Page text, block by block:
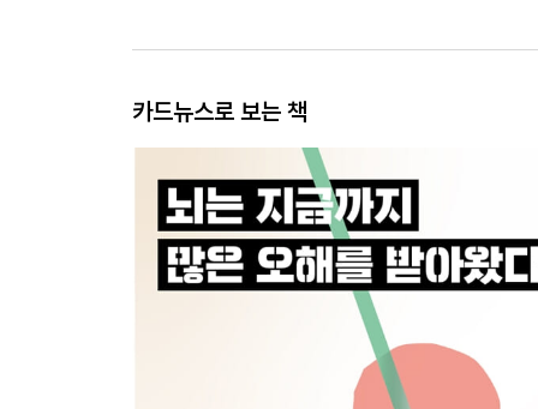
카드뉴스로 보는 책